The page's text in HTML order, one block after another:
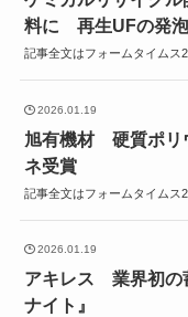
料に 再生UFの発
記事全文はフォームタイム
2026.01.19
旭有機材 硬質ポリ
ネ受賞
記事全文はフォームタイム
2026.01.19
アキレス 業界初の
ナイト』